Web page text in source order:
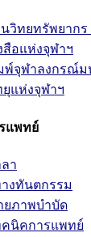
วิทยทรัพยาก
อแห่งจุฬาฯ
พ์จุฬาลงกรณ์ม
แห่งจุฬาฯ
แพทย์
า
งทันตกรรม
ยภาพบำบัด
คนิคการแพทย์